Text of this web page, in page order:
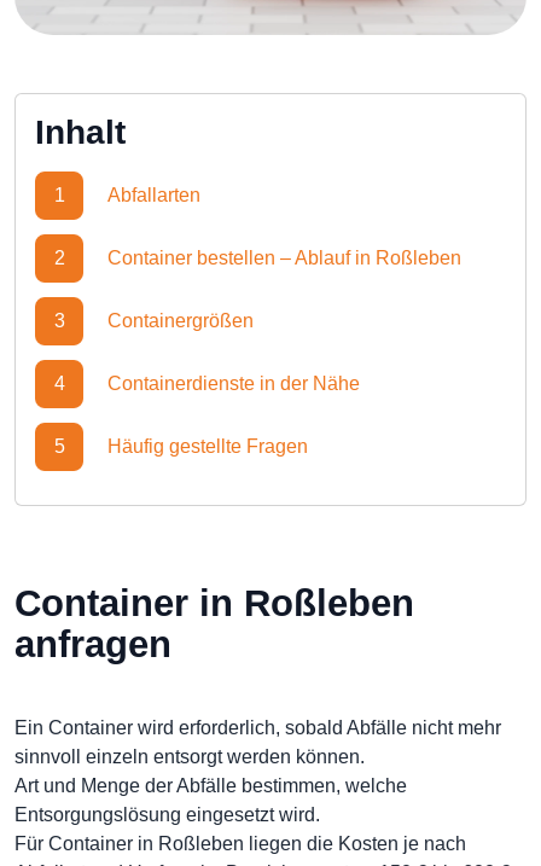
Inhalt
1 Abfallarten
2 Container bestellen – Ablauf in Roßleben
3 Containergrößen
4 Containerdienste in der Nähe
5 Häufig gestellte Fragen
Container in Roßleben
anfragen
Ein Container wird erforderlich, sobald Abfälle nicht mehr
sinnvoll einzeln entsorgt werden können.
Art und Menge der Abfälle bestimmen, welche
Entsorgungslösung eingesetzt wird.
Für Container in Roßleben liegen die Kosten je nach